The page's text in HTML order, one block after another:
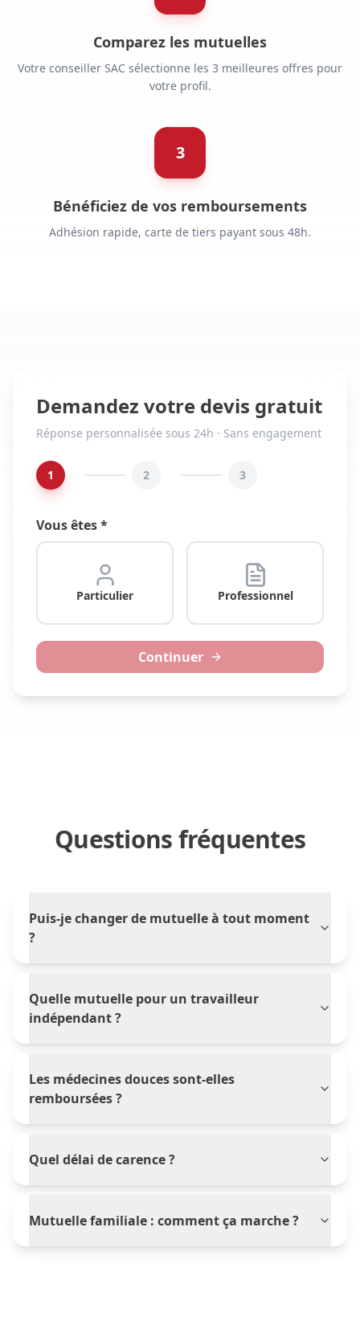
Comparez les mutuelles
Votre conseiller SAC sélectionne les 3 meilleures offres pour
votre profil.
3
Bénéficiez de vos remboursements
Adhésion rapide, carte de tiers payant sous 48h.
Demandez votre devis gratuit
Réponse personnalisée sous 24h · Sans engagement
1 2 3
Vous êtes *
Particulier Professionnel
Continuer
Questions fréquentes
Puis-je changer de mutuelle à tout moment
?
Quelle mutuelle pour un travailleur
indépendant ?
Les médecines douces sont-elles
remboursées ?
Quel délai de carence ?
Mutuelle familiale : comment ça marche ?